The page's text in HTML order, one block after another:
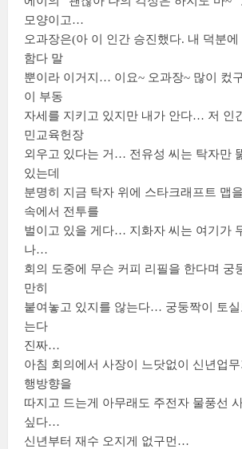
모양이고…
오과장은(아 이 인간 승진했다. 내 덕분
함다 말
뿐이라 이거지… 이요~ 오과장~ 많이 컸
이 부동
자세를 지키고 있지만 내가 안다… 저 인
민교육헌장
외우고 있다는 거… 전유성 씨는 탁자만
있는데
분명히 지금 탁자 위에 스타크래프트 맵
속에서 전투를
벌이고 있을 게다… 지화자 씨는 여기가
나…
회의 도중에 무슨 커피 리필을 한다며 궁
만히
붙여놓고 있지를 않는다… 궁둥짝이 토
는다
진짜…
아침 회의에서 사장이 느닷없이 신년업무
행방향을
따지고 드는게 아무래도 주전자 물풍선
싶다…
신년부터 재수 오지게 없구먼…